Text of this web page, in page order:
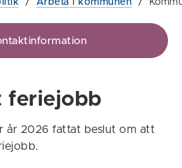
/ Arbeta i kommunen /
feriejobb
år 2026 fattat beslut om att